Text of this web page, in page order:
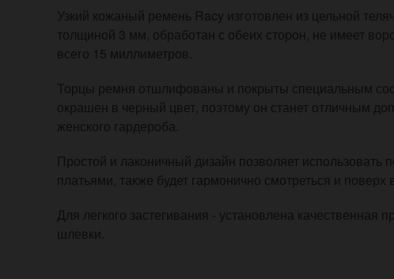
Узкий кожаный ремень Racy изготовлен из цельной
толщиной 3 мм, обработан с обеих сторон, не имеет
всего 15 миллиметров.
Торцы ремня отшлифованы и покрыты специальным
окрашен в черный цвет, поэтому он станет отличным
женского гардероба.
Простой и лаконичный дизайн позволяет использовать
платьями, также будет гармонично смотреться и
Для легкого застегивания - установлена качественная
шлевки.